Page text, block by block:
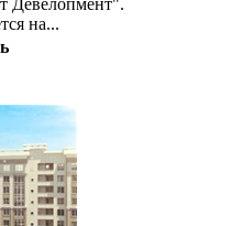
Девелопмент".
на...